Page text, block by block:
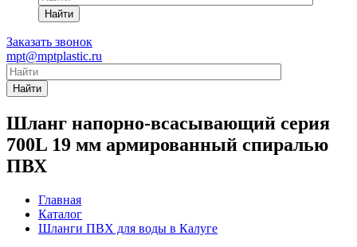
Найти
Заказать звонок
mpt@mptplastic.ru
Найти
Шланг напорно-всасывающий серия
700L 19 мм армированный спиралью
ПВХ
Главная
Каталог
Шланги ПВХ для воды в Калуге